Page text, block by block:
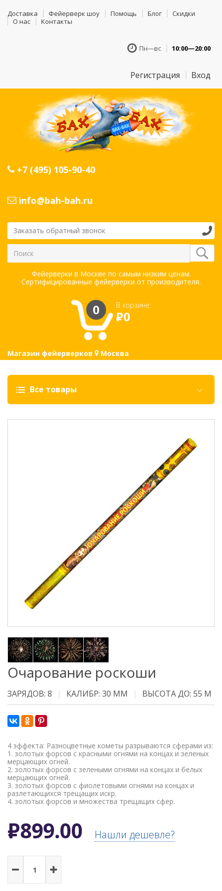
Доставка Фейерверк шоу Помощь Блог
Скидки
О нас
Контакты
Пн—вс 10:00—20:00
Регистрация Вход
+7 (495) 105-90-40
info@bah-bah.ru
Заказать обратный звонок
Фейерверки в Москве по самым низким ценам.
Сертифицированные фейерверки от производителя.
0 В корзине:
Р0
Магазин фейерверков Москва
Все товары
Очарование роскоши
ЗАРЯДОВ: 8 КАЛИБР: 30 ММ ВЫСОТА ДО: 55 М
4 эффекта: Разноцветные кометы разрываются сферами из:
1. золотых форсов с красными огнями на концах и зеленых
мерцающих огней.
2. золотых форсов с зелеными огнями на концах и белых
мерцающих огней.
3. золотых форсов с фиолетовыми огнями на концах и
разлетающихся трещащих искр.
4. золотых форсов и множества трещащих сфер.
Р899.00 Нашли дешевле?